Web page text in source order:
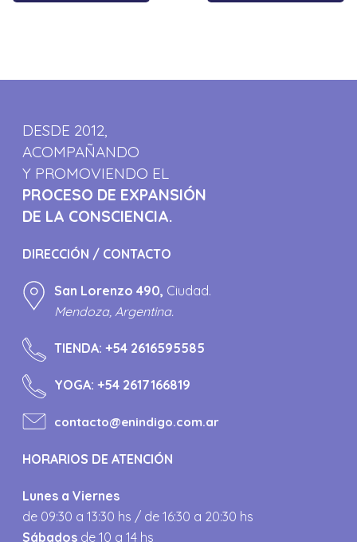
DESDE 2012,
ACOMPAÑANDO
Y PROMOVIENDO EL
PROCESO DE EXPANSIÓN
DE LA CONSCIENCIA.
DIRECCIÓN / CONTACTO
San Lorenzo 490, Ciudad.
Mendoza, Argentina.
TIENDA:+54 2616595585
YOGA:+54 2617166819
contacto@enindigo.com.ar
HORARIOS DE ATENCIÓN
Lunes a Viernes
de 09:30 a 13:30 hs / de 16:30 a 20:30 hs
Sábados de 10 a 14 hs